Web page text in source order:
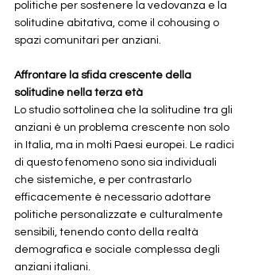
politiche per sostenere la vedovanza e la
solitudine abitativa, come il cohousing o
spazi comunitari per anziani.
Affrontare la sfida crescente della
solitudine nella terza età
Lo studio sottolinea che la solitudine tra gli
anziani è un problema crescente non solo
in Italia, ma in molti Paesi europei. Le radici
di questo fenomeno sono sia individuali
che sistemiche, e per contrastarlo
efficacemente è necessario adottare
politiche personalizzate e culturalmente
sensibili, tenendo conto della realtà
demografica e sociale complessa degli
anziani italiani.